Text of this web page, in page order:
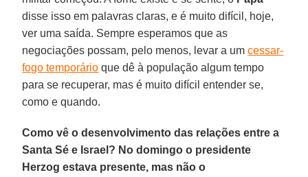
disse isso em palavras claras, e é muito difícil, hoje,
ver uma saída. Sempre esperamos que as
negociações possam, pelo menos, levar a umcessar-
fogo temporário que dê à população algum tempo
para se recuperar, mas é muito difícil entender se,
como e quando.
Como vê o desenvolvimento das relações entre a
Santa Sé e Israel? No domingo o presidente
Herzog estava presente, mas não o